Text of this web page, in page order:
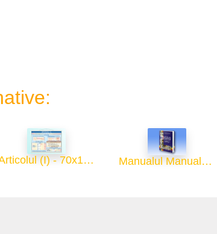
Articolul (I) - 70x100 Manualul Manualelor